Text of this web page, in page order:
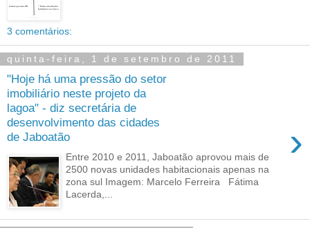
3 comentários:
quinta-feira, 1 de setembro de 2011
"Hoje há uma pressão do setor
imobiliário neste projeto da
lagoa" - diz secretária de
desenvolvimento das cidades
de Jaboatão
›
Entre 2010 e 2011, Jaboatão aprovou mais de
2500 novas unidades habitacionais apenas na
zona sul Imagem: Marcelo Ferreira Fátima
Lacerda,...